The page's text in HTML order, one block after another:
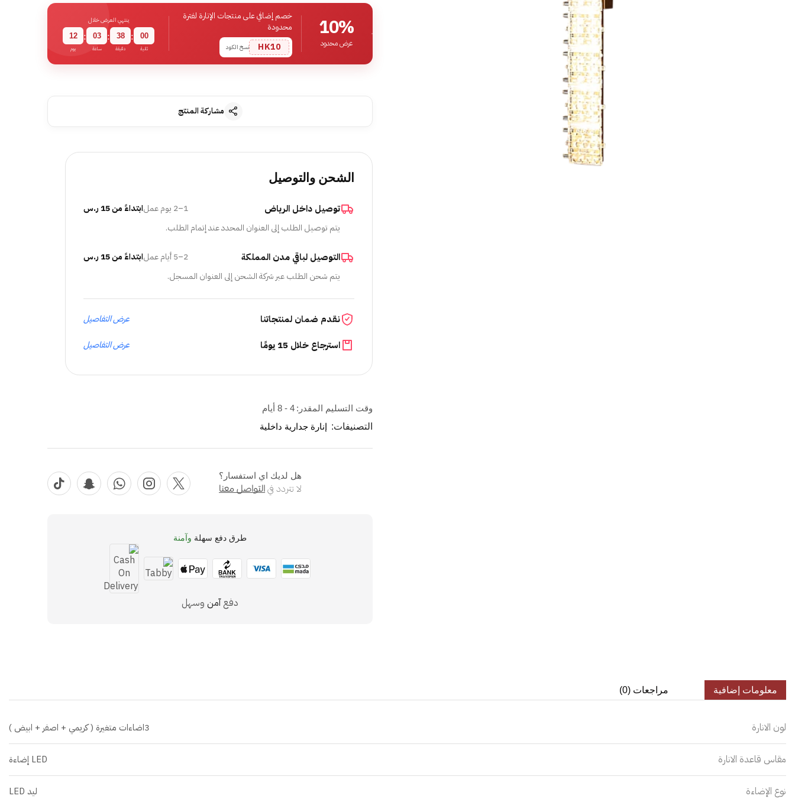
10%
عرض محدود
خصم إضافي على منتجات الإنارة لفترة
محدودة
HK10 نسخ الكود
ينتهي العرض خلال
12
يوم
: 03
ساعة
: 37
دقيقة
: 59
ثانية
مشاركة المنتج
الشحن والتوصيل
توصيل داخل الرياض 1–2 يوم عمل
ابتداءً من 15 ر.س
يتم توصيل الطلب إلى العنوان المحدد عند إتمام الطلب.
التوصيل لباقي مدن المملكة 2–5 أيام عمل
ابتداءً من 15 ر.س
يتم شحن الطلب عبر شركة الشحن إلى العنوان المسجل.
نقدم ضمان لمنتجاتنا عرض التفاصيل
استرجاع خلال 15 يومًا عرض التفاصيل
وقت التسليم المقدر: 4 - 8 أيام
التصنيفات: إنارة جدارية داخلية
هل لديك اي استفسار؟
لا تتردد فيالتواصل معنا
طرق دفع سهلة وآمنة
دفعآمنوسهل
معلومات إضافية مراجعات (0)
لون الانارة 3اضاءات متغيرة ( كريمي + اصفر + ابيض )
مقاس قاعدة الانارة LED إضاءة
نوع الإضاءة ليد LED